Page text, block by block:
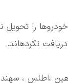
علیرغم دریافت وجه کامل از مهر
نکردهاند.
که تعهدات معوق ۴۰هزار